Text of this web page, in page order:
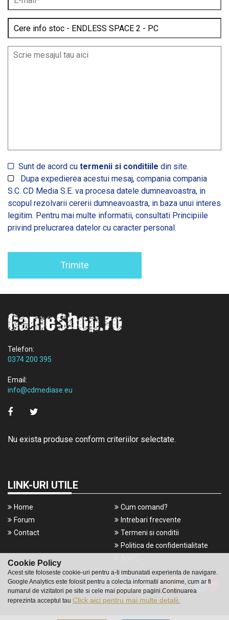
Cookie Policy
Acest site foloseste cookie-uri pentru a-ti imbunatati experienta de navigare.
Google Analytics este folosit pentru a colecta informatii anonime, cum ar fi
numarul de vizitatori pe site si cele mai populare pagini.Continuarea
reprezinta acceptul tau Click aici pentru mai multe detalii.
Sunt de acord cu termenii si conditiile din site.
Dupa expedierea acestui mesaj, compania compania
S.C. CD Media S.E. va procesa datele dumneavoastra, in
scopul rezolvarii cererii dumneavoastra, in baza unui interes
legitim. Pentru mai multe informatii, consultati Principiile
privind prelucrarea datelor cu caracter personal.
Trimite
Telefon:
0374 200 395
Email:
info@cdmediase.eu
Nu exista produse conform criteriilor selectate.
LINK-URI UTILE
Home
Forum
Contact
Cum comand?
Intrebari frecvente
Termeni si conditii
Politica de confidentialitate